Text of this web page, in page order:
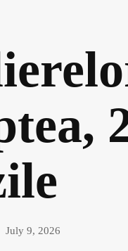
July 9, 2026